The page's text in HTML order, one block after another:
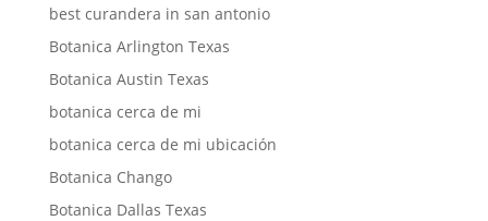
best curandera in san antonio
Botanica Arlington Texas
Botanica Austin Texas
botanica cerca de mi
botanica cerca de mi ubicación
Botanica Chango
Botanica Dallas Texas